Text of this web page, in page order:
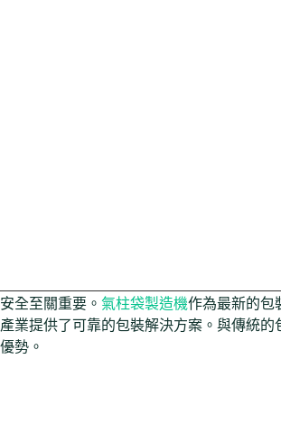
全至關重要。 氣柱袋製造機作為最新的包
業提供了可靠的包裝解決方案。與傳統的
勢。